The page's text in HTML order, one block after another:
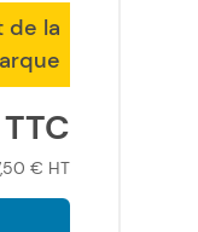
de la
€